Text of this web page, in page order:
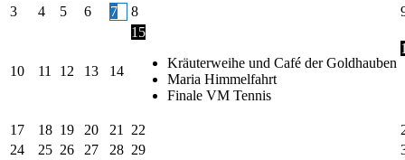
3
4 5 6 7 8
10 11 12 13 14
15
Kräuterweihe und Café der Goldhauben
Maria Himmelfahrt
Finale VM Tennis
17 18 19 20 21 22
24
25 26 27 28 29